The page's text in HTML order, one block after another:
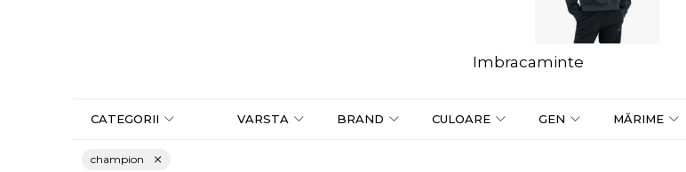
Imbracaminte
CATEGORII VARSTA BRAND CULOARE GEN MĂRIME
champion